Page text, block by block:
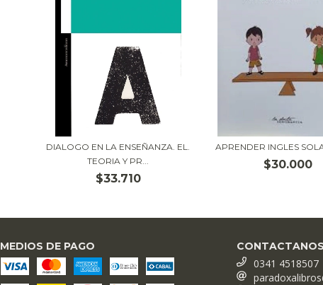
DIALOGO EN LA ENSEÑANZA. EL.
TEORIA Y PR...
$33.710
APRENDER INGLES
$30.000
MEDIOS DE PAGO CONTACTANOS
0341 4518507